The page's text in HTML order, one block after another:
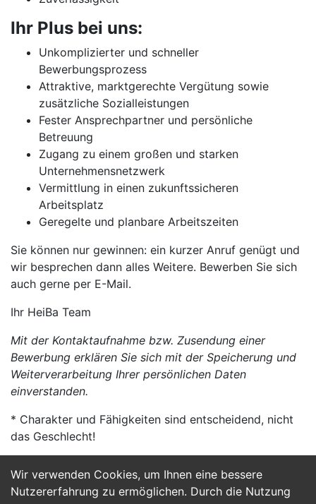
Wir verwenden Cookies, um Ihnen eine bessere
Nutzererfahrung zu ermöglichen. Durch die Nutzung
Ihr Plus bei uns:
Unkomplizierter und schneller
Bewerbungsprozess
Attraktive, marktgerechte Vergütung sowie
zusätzliche Sozialleistungen
Fester Ansprechpartner und persönliche
Betreuung
Zugang zu einem großen und starken
Unternehmensnetzwerk
Vermittlung in einen zukunftssicheren
Arbeitsplatz
Geregelte und planbare Arbeitszeiten
Sie können nur gewinnen: ein kurzer Anruf genügt und
wir besprechen dann alles Weitere. Bewerben Sie sich
auch gerne per E-Mail.
Ihr HeiBa Team
Mit der Kontaktaufnahme bzw. Zusendung einer
Bewerbung erklären Sie sich mit der Speicherung und
Weiterverarbeitung Ihrer persönlichen Daten
einverstanden.
* Charakter und Fähigkeiten sind entscheidend, nicht
das Geschlecht!
Jetzt Bewerben